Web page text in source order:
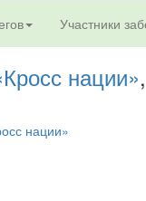
Участники
нации»
нации»